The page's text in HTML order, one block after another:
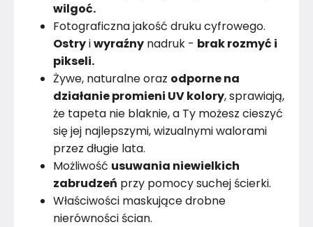
wilgoć.
Fotograficzna jakość druku cyfrowego.
Ostryiwyraźny nadruk - brak rozmyć i
pikseli.
Żywe, naturalne oraz odporne na
działanie promieni UV kolory, sprawiają,
że tapeta nie blaknie, a Ty możesz cieszyć
się jej najlepszymi, wizualnymi walorami
przez długie lata.
Możliwość usuwania niewielkich
zabrudzeń przy pomocy suchej ścierki.
Właściwości maskujące drobne
nierówności ścian.